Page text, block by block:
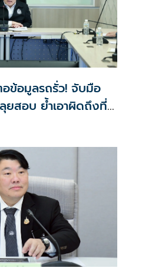
ข้อมูลรถรั่ว! จับมือ
ยสอบ ย้ำเอาผิดถึงที่